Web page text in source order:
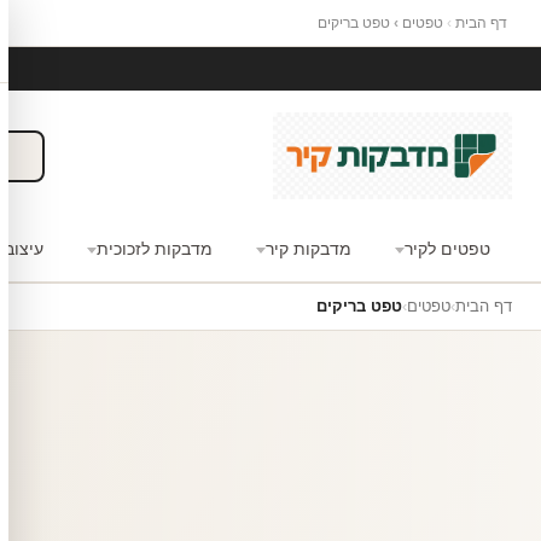
דף הבית › טפטים › טפט בריקים
טפטים לקיר מדבקות קיר מדבקות לזכוכית עיצוב
דף הבית›טפטים›טפט בריקים